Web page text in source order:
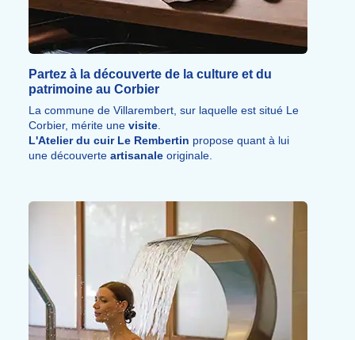
Partez à la découverte de la culture et du
patrimoine au Corbier
La commune de Villarembert, sur laquelle est situé Le
Corbier, mérite une visite.
L'Atelier du cuir Le Rembertin propose quant à lui
une découverte artisanale originale.